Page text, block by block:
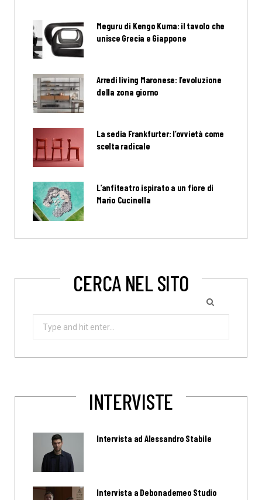
Meguru di Kengo Kuma: il tavolo che
unisce Grecia e Giappone
Arredi living Maronese: l’evoluzione
della zona giorno
La sedia Frankfurter: l’ovvietà come
scelta radicale
L’anfiteatro ispirato a un fiore di
Mario Cucinella
CERCA NEL SITO
INTERVISTE
Intervista ad Alessandro Stabile
Intervista a Debonademeo Studio